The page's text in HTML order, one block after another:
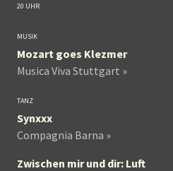
20 UHR
MUSIK
Mozart goes Klezmer
Musica Viva Stuttgart »
TANZ
Synxxx
Compagnia Barna »
Zwischen mir und dir: Luft